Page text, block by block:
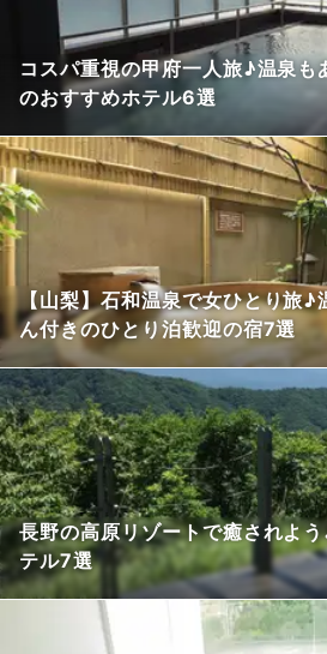
コスパ重視の甲府一人旅♪温泉も
のおすすめホテル6選
【山梨】石和温泉で女ひとり旅♪
ん付きのひとり泊歓迎の宿7選
長野の高原リゾートで癒されよ
テル7選